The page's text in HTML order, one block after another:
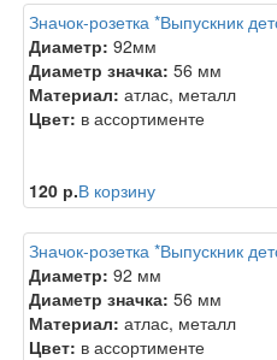
Значок-розетка *Выпускник
Диаметр: 92мм
Диаметр значка: 56 мм
Материал: атлас, металл
Цвет: в ассортименте
120 р.В корзину
Значок-розетка *Выпускник
Диаметр: 92 мм
Диаметр значка: 56 мм
Материал: атлас, металл
Цвет: в ассортименте